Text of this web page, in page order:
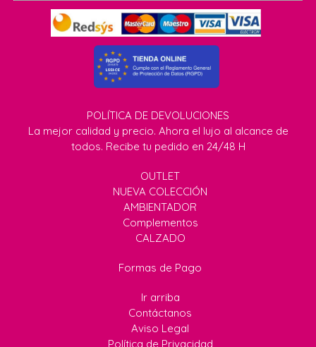
POLÍTICA DE DEVOLUCIONES
La mejor calidad y precio. Ahora el lujo al alcance de
todos. Recibe tu pedido en 24/48 H
OUTLET
NUEVA COLECCIÓN
AMBIENTADOR
Complementos
CALZADO
Formas de Pago
Ir arriba
Contáctanos
Aviso Legal
Política de Privacidad